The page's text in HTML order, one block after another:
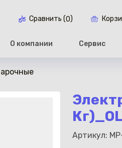
Сравнить (0)
О компании Сервис
Артикул: